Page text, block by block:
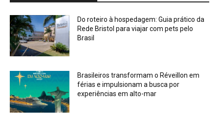
Do roteiro à hospedagem: Guia prático da
Rede Bristol para viajar com pets pelo
Brasil
Brasileiros transformam o Réveillon em
férias e impulsionam a busca por
experiências em alto-mar